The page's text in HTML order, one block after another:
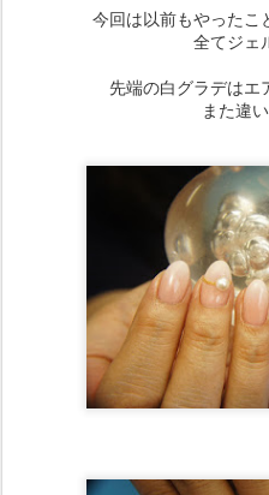
今回は以前もやったこ
全てジェ
先端の白グラデはエ
また違